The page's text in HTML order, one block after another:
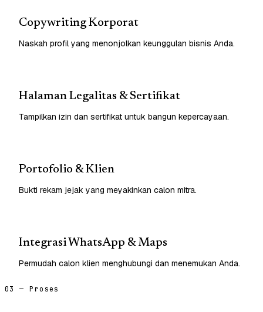
Copywriting Korporat
Naskah profil yang menonjolkan keunggulan bisnis Anda.
Halaman Legalitas & Sertifikat
Tampilkan izin dan sertifikat untuk bangun kepercayaan.
Portofolio & Klien
Bukti rekam jejak yang meyakinkan calon mitra.
Integrasi WhatsApp & Maps
Permudah calon klien menghubungi dan menemukan Anda.
03 — Proses